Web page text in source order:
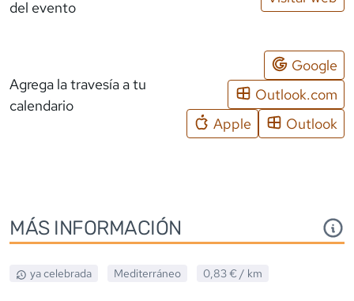
del evento
Agrega la travesía a tu
calendario
Google
Outlook.com
Apple
Outlook
MÁS INFORMACIÓN
ya celebrada Mediterráneo 0,83 € / km